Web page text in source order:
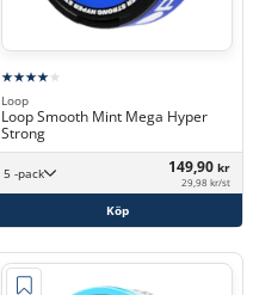
Loop
Loop Smooth Mint Mega Hyper
Strong
5 -pack 149,90 kr
29,98 kr/st
Köp